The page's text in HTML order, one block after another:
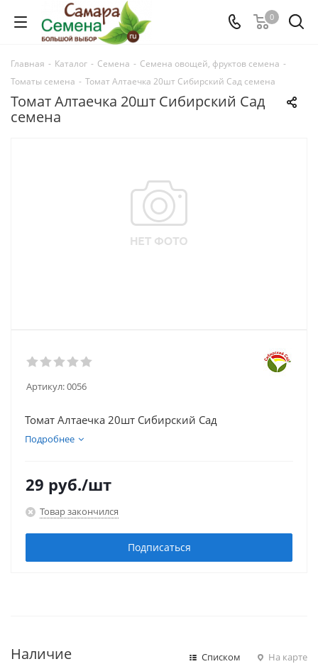
0
Главная - Каталог - Семена - Семена овощей, фруктов семена -
Томаты семена - Томат Алтаечка 20шт Сибирский Сад семена
Томат Алтаечка 20шт Сибирский Сад
семена
Артикул:0056
Томат Алтаечка 20шт Сибирский Сад
Подробнее
29 руб./шт
Товар закончился
Подписаться
Наличие Списком На карте